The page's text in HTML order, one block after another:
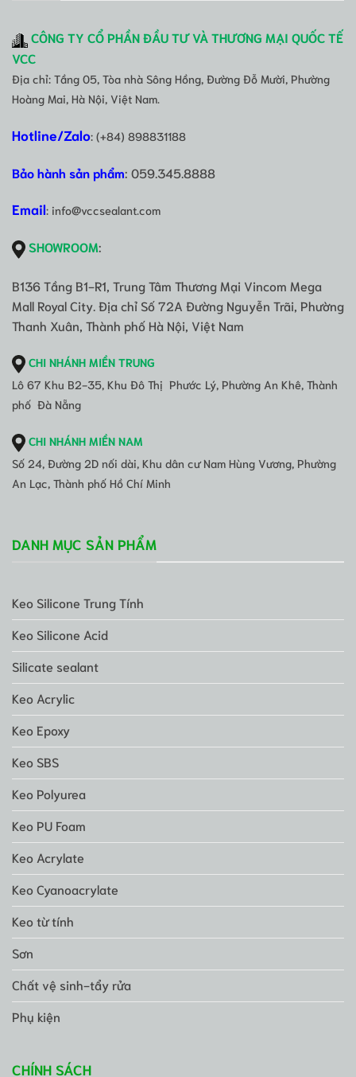
CÔNG TY CỔ PHẦN ĐẦU TƯ VÀ THƯƠNG MẠI QUỐC TẾ
VCC
Địa chỉ: Tầng 05, Tòa nhà Sông Hồng, Đường Đỗ Mười, Phường
Hoàng Mai, Hà Nội, Việt Nam.
Hotline/Zalo: (+84) 898831188
Bảo hành sản phẩm: 059.345.8888
Email: info@vccsealant.com
SHOWROOM:
B136 Tầng B1-R1, Trung Tâm Thương Mại Vincom Mega
Mall Royal City. Địa chỉ Số 72A Đường Nguyễn Trãi, Phường
Thanh Xuân, Thành phố Hà Nội, Việt Nam
CHI NHÁNH MIỀN TRUNG
Lô 67 Khu B2-35, Khu Đô Thị Phước Lý, Phường An Khê, Thành
phố Đà Nẵng
CHI NHÁNH MIỀN NAM
Số 24, Đường 2D nối dài, Khu dân cư Nam Hùng Vương, Phường
An Lạc, Thành phố Hồ Chí Minh
DANH MỤC SẢN PHẨM
Keo Silicone Trung Tính
Keo Silicone Acid
Silicate sealant
Keo Acrylic
Keo Epoxy
Keo SBS
Keo Polyurea
Keo PU Foam
Keo Acrylate
Keo Cyanoacrylate
Keo từ tính
Sơn
Chất vệ sinh-tẩy rửa
Phụ kiện
CHÍNH SÁCH